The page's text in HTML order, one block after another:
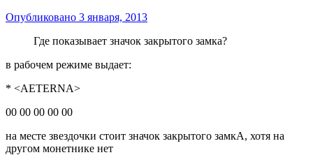
Опубликовано 3 января, 2013
Где показывает значок закрытого замка?
в рабочем режиме выдает:
* <AETERNA>
00 00 00 00 00
на месте звездочки стоит значок закрытого замкА, хотя на
другом монетнике нет